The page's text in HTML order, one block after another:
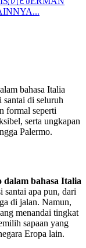
bahasa Italia
di seluruh
formal seperti
serta ungkapan
Palermo.
bahasa Italia
santai apa pun, dari
di jalan. Namun,
menandai tingkat
sapaan yang
Eropa lain.